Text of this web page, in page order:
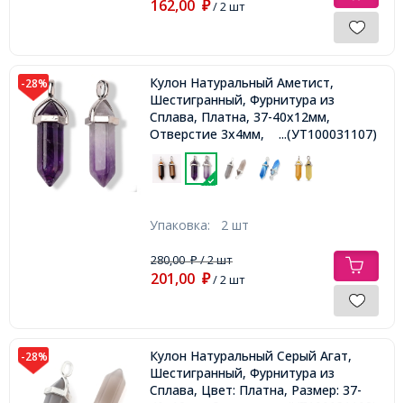
162,00 ₽/ 2 шт
-28%
Кулон Натуральный Аметист,
Шестигранный, Фурнитура из
Сплава, Платна, 37-40х12мм,
Отверстие 3х4мм,
...(УТ100031107)
Упаковка: 2 шт
280,00₽/ 2 шт
201,00 ₽/ 2 шт
-28%
Кулон Натуральный Серый Агат,
Шестигранный, Фурнитура из
Сплава, Цвет: Платна, Размер: 37-